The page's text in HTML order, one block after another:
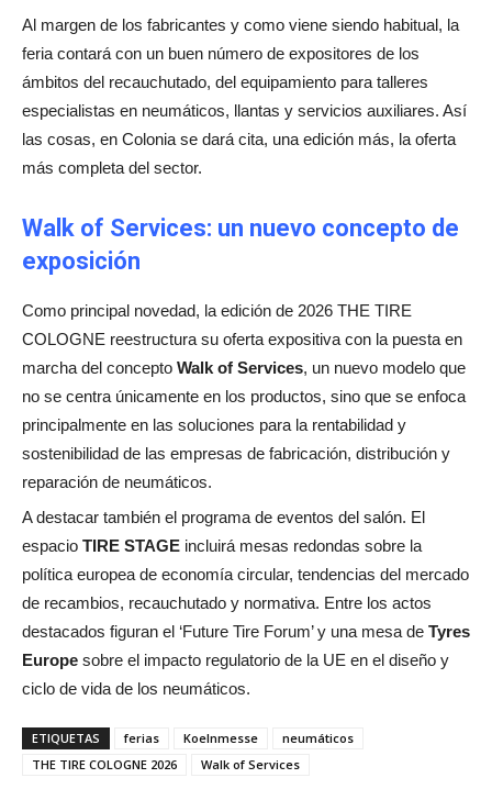
Al margen de los fabricantes y como viene siendo habitual, la
feria contará con un buen número de expositores de los
ámbitos del recauchutado, del equipamiento para talleres
especialistas en neumáticos, llantas y servicios auxiliares. Así
las cosas, en Colonia se dará cita, una edición más, la oferta
más completa del sector.
Walk of Services: un nuevo concepto de
exposición
Como principal novedad, la edición de 2026 THE TIRE
COLOGNE reestructura su oferta expositiva con la puesta en
marcha del concepto Walk of Services, un nuevo modelo que
no se centra únicamente en los productos, sino que se enfoca
principalmente en las soluciones para la rentabilidad y
sostenibilidad de las empresas de fabricación, distribución y
reparación de neumáticos.
A destacar también el programa de eventos del salón. El
espacio TIRE STAGE incluirá mesas redondas sobre la
política europea de economía circular, tendencias del mercado
de recambios, recauchutado y normativa. Entre los actos
destacados figuran el ‘Future Tire Forum’ y una mesa de Tyres
Europe sobre el impacto regulatorio de la UE en el diseño y
ciclo de vida de los neumáticos.
ETIQUETAS ferias Koelnmesse
neumáticos
THE TIRE COLOGNE 2026
Walk of Services